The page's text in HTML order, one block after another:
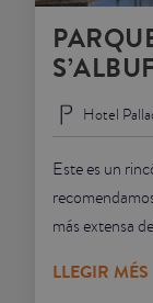
Hotel
Este es un
más extensa
LLEGIR MÉS
JUNIOR SUITES